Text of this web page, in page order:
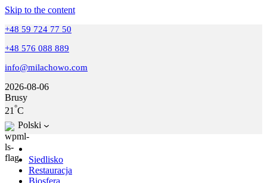
Skip to the content
+48 59 724 77 50
+48 576 088 889
info@milachowo.com
2026-08-06
Brusy
21 °C
Polski
Siedlisko
Restauracja